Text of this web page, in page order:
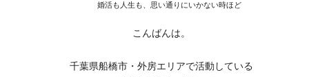
婚活も人生も、思い通りにいかない時ほど
こんばんは。
千葉県船橋市・外房エリアで活動している